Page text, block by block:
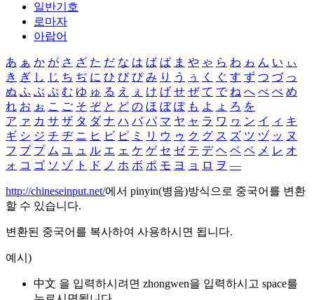
일반기호
로마자
아랍어
あ ぁ か が さ ざ た だ な は ば ぱ ま や ゃ ら わ ゎ ん い ぃ
き ぎ し じ ち ぢ に ひ び ぴ み り う ぅ く ぐ す ず つ づ っ
ぬ ふ ぶ ぷ む ゆ ゅ る え ぇ け げ せ ぜ て で ね へ べ ぺ め
れ お ぉ こ ご そ ぞ と ど の ほ ぼ ぽ も よ ょ ろ を
ア ァ カ サ ザ タ ダ ナ ハ バ パ マ ヤ ャ ラ ワ ヮ ン イ ィ キ
ギ シ ジ チ ヂ ニ ヒ ビ ピ ミ リ ウ ゥ ク グ ス ズ ツ ヅ ッ ヌ
フ ブ プ ム ユ ュ ル エ ェ ケ ゲ セ ゼ テ デ ヘ ベ ペ メ レ オ
ォ コ ゴ ソ ゾ ト ド ノ ホ ボ ポ モ ヨ ョ ロ ヲ ―
http://chineseinput.net/에서 pinyin(병음)방식으로 중국어를 변환
할 수 있습니다.
변환된 중국어를 복사하여 사용하시면 됩니다.
예시)
中文 을 입력하시려면 zhongwen을 입력하시고 space를